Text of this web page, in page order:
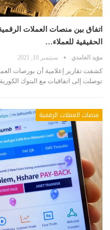
اتفاق بين منصات العملات
الحقيقية للعملاء…
مؤيد الغامدي سبتمبر 10, 2021
كشفت تقارير إعلامية أن بورصات
توصلت إلى اتفاقيات مع البنوك
منصات العملات الرقمية